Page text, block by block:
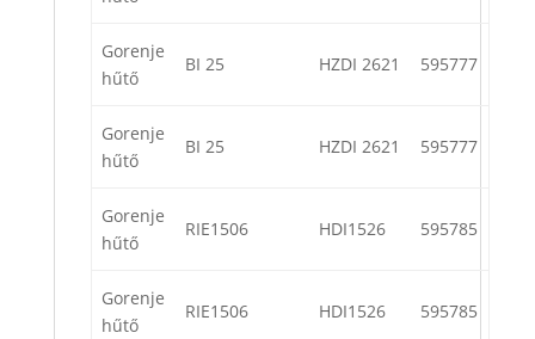
Gorenje
hűtő
BI 25 HZDI 2621 595777
Gorenje
hűtő
BI 25 HZDI 2621 595777
Gorenje
hűtő
RIE1506 HDI1526 595785
Gorenje
hűtő
RIE1506 HDI1526 595785